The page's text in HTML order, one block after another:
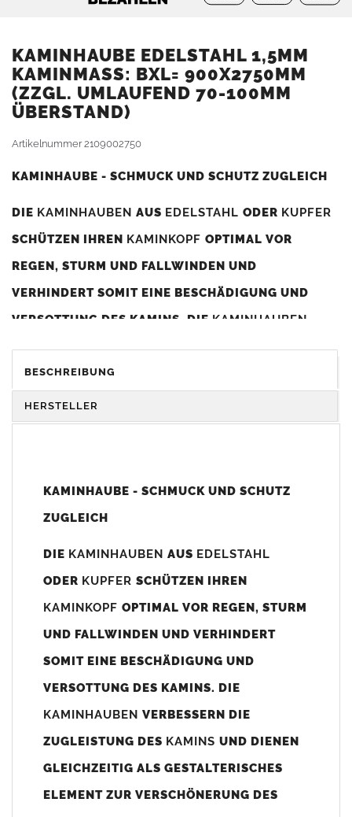
KAMINHAUBE EDELSTAHL 1,5MM
KAMINMASS: BXL= 900X2750MM (
ZZGL. UMLAUFEND 70-100MM Ü
BERSTAND)
Artikelnummer2109002750
KAMINHAUBE - SCHMUCK UND SCHUTZ ZUGLEICH
DIE KAMINHAUBEN AUS EDELSTAHL ODER KUPFER
SCHÜTZEN IHREN KAMINKOPF OPTIMAL VOR
REGEN, STURM UND FALLWINDEN UND
VERHINDERT SOMIT EINE BESCHÄDIGUNG UND
VERSOTTUNG DES KAMINS. DIE KAMINHAUBEN
DIENEN GLEICHZEITIG ALS GESTALTERISCHES
ELEMENT ZUR VERSCHÖNERUNG DES BAUWERKS.
Unsere Maßangaben beziehen sich immer auf das
800mm x 740-800mm angefertigt (siehe Bild/Zeichnung unten).
angefertigt werden (bitte anfragen).
(siehe Bild/Zeichnung unten) angefertigt. Sollten die Bohrungen
nicht passen dann bitte "ohne"Bohrungen (Auswahlfeld)
bis 500mm Kaminbreite: Abstand vom Kaminrand ca.
80mm
BESCHREIBUNG
HERSTELLER
KAMINHAUBE - SCHMUCK UND SCHUTZ
ZUGLEICH
DIE KAMINHAUBEN AUS EDELSTAHL
ODER KUPFER SCHÜTZEN IHREN
KAMINKOPF OPTIMAL VOR REGEN, STURM
UND FALLWINDEN UND VERHINDERT
SOMIT EINE BESCHÄDIGUNG UND
VERSOTTUNG DES KAMINS. DIE
KAMINHAUBEN VERBESSERN DIE
ZUGLEISTUNG DES KAMINS UND DIENEN
GLEICHZEITIG ALS GESTALTERISCHES
ELEMENT ZUR VERSCHÖNERUNG DES